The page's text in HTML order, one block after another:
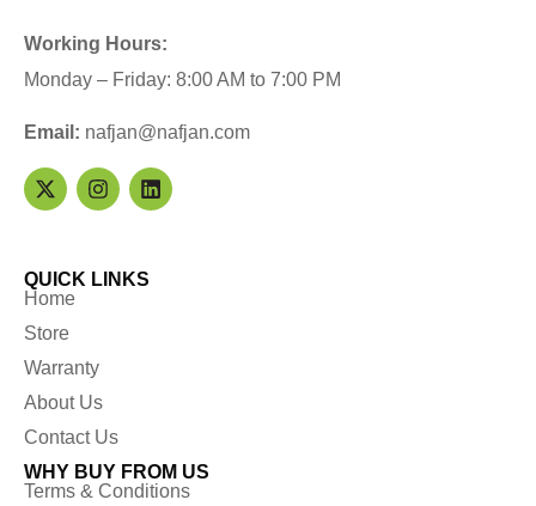
Working Hours:
Monday – Friday: 8:00 AM to 7:00 PM
Email: nafjan@nafjan.com
QUICK LINKS
Home
Store
Warranty
About Us
Contact Us
WHY BUY FROM US
Terms & Conditions